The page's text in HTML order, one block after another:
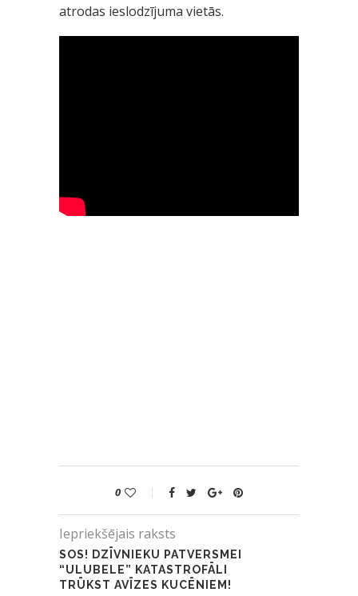
atrodas ieslodzījuma vietās.
0
Iepriekšējais raksts
SOS! DZĪVNIEKU PATVERSMEI
“ULUBELE” KATASTROFĀLI
TRŪKST AVĪZES KUCĒNIEM!